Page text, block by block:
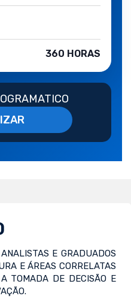
360 HORAS
E GRADUADOS
E ÁREAS CORRELATAS
TOMADA DE DECISÃO E